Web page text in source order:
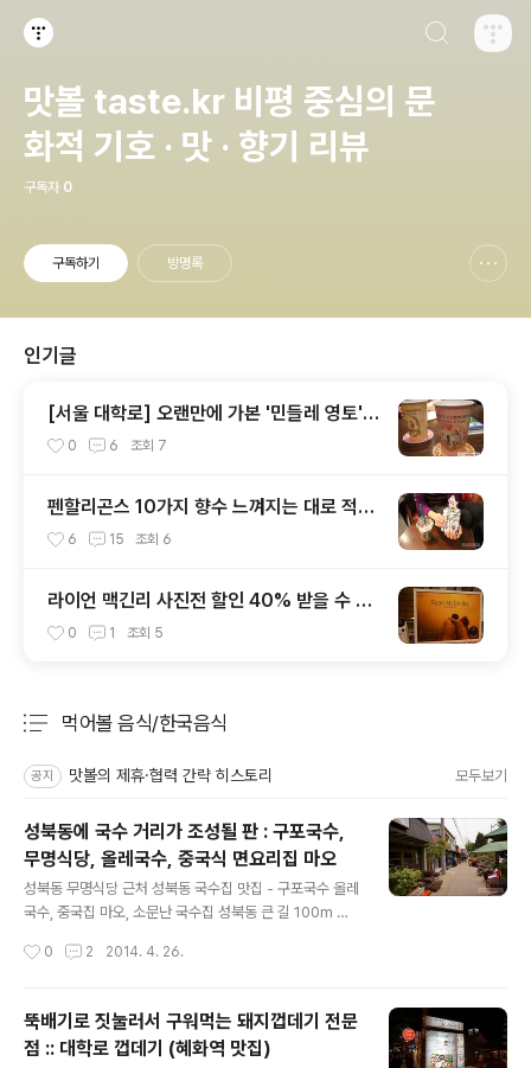
맛볼 taste.kr 비평 중심의 문
화적 기호 · 맛 · 향기 리뷰
구독자 0
구독하기 방명록
인기글
[서울 대학로] 오랜만에 가본 '민들레 영토',
운영 방식이 바뀌어 있었네
0 6 조회 7
펜할리곤스 10가지 향수 느껴지는 대로 적어
보는 시향기
6 15 조회 6
라이언 맥긴리 사진전 할인 40% 받을 수 있
는 포스터 vs. 서촌 러프커피의 오리지널 포
0 1 조회 5
먹어볼 음식/한국음식
공지 맛볼의 제휴·협력 간략 히스토리 모두보기
성북동에 국수 거리가 조성될 판 : 구포국수,
무명식당, 올레국수, 중국식 면요리집 마오
성북동 무명식당 근처 성북동 국수집 맛집 - 구포국수 올레
국수, 중국집 마오, 소문난 국수집 성북동 큰 길 100m 좌
무명식당 001 요즘 성북동에서 사람들이 꽤 먹고 있는 무
일보 오야붕과 인상착의가 비슷한 분이 올레국 바깥 자리
에서 국수 기다림. 올레국수 메뉴 고기국수 비빔국수 냉메
0 2 2014. 4. 26.
뚝배기로 짓눌러서 구워먹는 돼지껍데기 전문
점 :: 대학로 껍데기 (혜화역 맛집)